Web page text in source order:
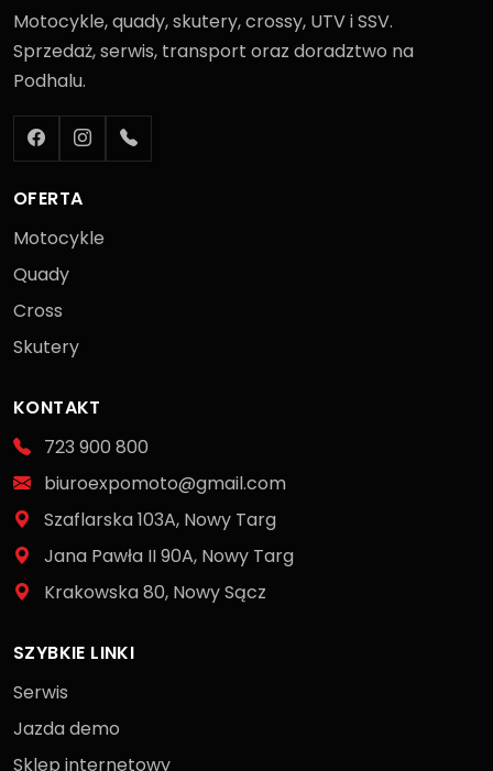
Motocykle, quady, skutery, crossy, UTV i SSV.
Sprzedaż, serwis, transport oraz doradztwo na
Podhalu.
OFERTA
Motocykle
Quady
Cross
Skutery
KONTAKT
723 900 800
biuroexpomoto@gmail.com
Szaflarska 103A, Nowy Targ
Jana Pawła II 90A, Nowy Targ
Krakowska 80, Nowy Sącz
SZYBKIE LINKI
Serwis
Jazda demo
Sklep internetowy